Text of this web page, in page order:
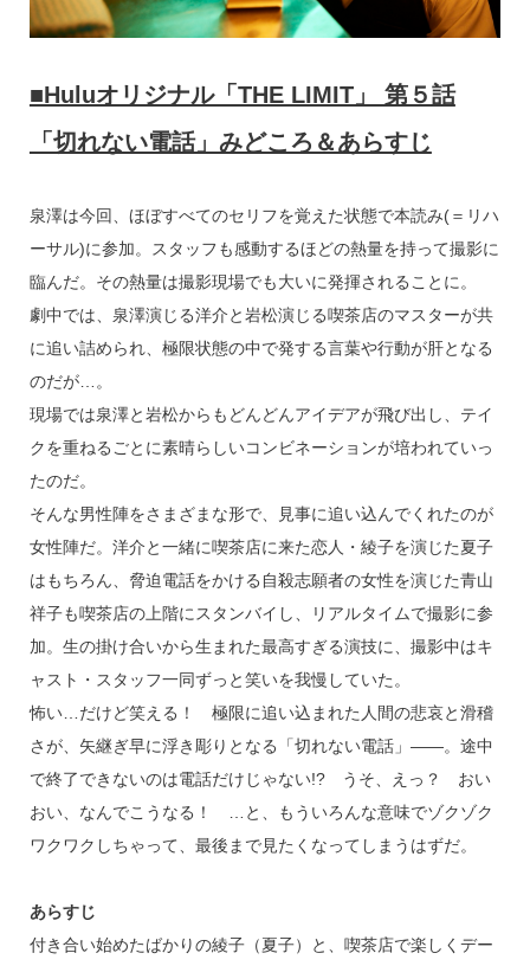
■Huluオリジナル「THE LIMIT」 第５話
「切れない電話」みどころ＆あらすじ
泉澤は今回、ほぼすべてのセリフを覚えた状態で本読み(＝リハ
ーサル)に参加。スタッフも感動するほどの熱量を持って撮影に
臨んだ。その熱量は撮影現場でも大いに発揮されることに。
劇中では、泉澤演じる洋介と岩松演じる喫茶店のマスターが共
に追い詰められ、極限状態の中で発する言葉や行動が肝となる
のだが…。
現場では泉澤と岩松からもどんどんアイデアが飛び出し、テイ
クを重ねるごとに素晴らしいコンビネーションが培われていっ
たのだ。
そんな男性陣をさまざまな形で、見事に追い込んでくれたのが
女性陣だ。洋介と一緒に喫茶店に来た恋人・綾子を演じた夏子
はもちろん、脅迫電話をかける自殺志願者の女性を演じた青山
祥子も喫茶店の上階にスタンバイし、リアルタイムで撮影に参
加。生の掛け合いから生まれた最高すぎる演技に、撮影中はキ
ャスト・スタッフ一同ずっと笑いを我慢していた。
怖い…だけど笑える！ 極限に追い込まれた人間の悲哀と滑稽
さが、矢継ぎ早に浮き彫りとなる「切れない電話」――。途中
で終了できないのは電話だけじゃない!? うそ、えっ？ おい
おい、なんでこうなる！ …と、もういろんな意味でゾクゾク
ワクワクしちゃって、最後まで見たくなってしまうはずだ。
あらすじ
付き合い始めたばかりの綾子（夏子）と、喫茶店で楽しくデー